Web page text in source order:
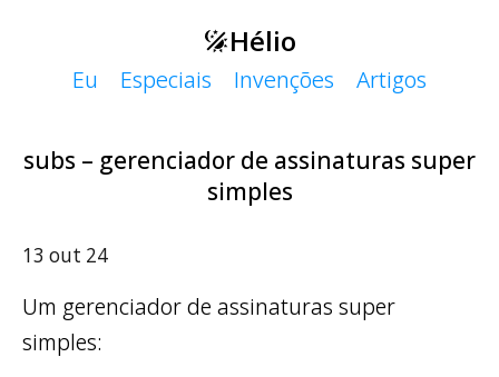
Hélio
Eu Especiais Invenções Artigos
subs – gerenciador de assinaturas super
simples
13 out 24
Um gerenciador de assinaturas super
simples: